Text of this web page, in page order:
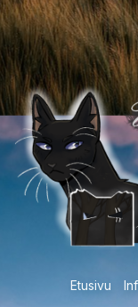
Siirry
sisältöön
Etusivu